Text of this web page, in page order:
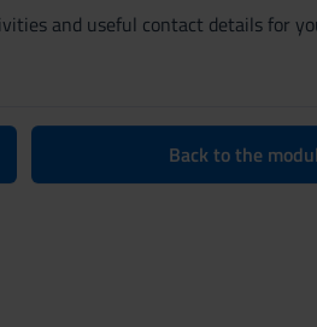
and useful contact details for
Back to the